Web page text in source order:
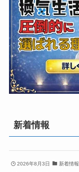
新着情報
2026年8月3日 新着情報